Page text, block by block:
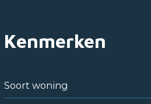
Kenmerken
Soort woning